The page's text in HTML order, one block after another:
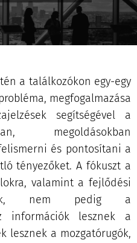
a találkozókon egy-egy
megfogalmazása
segítségével a
megoldásokban
és pontosítani a
tényezőket. A fókuszt a
valamint a fejlődési
nem pedig a
információk lesznek a
lesznek a mozgatórugók,